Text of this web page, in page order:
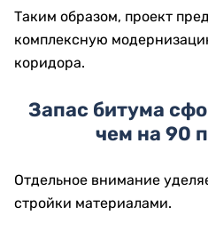
Таким образом, проект
комплексную
коридора.
Запас битума
чем на 90
Отдельное внимание
стройки материалами.